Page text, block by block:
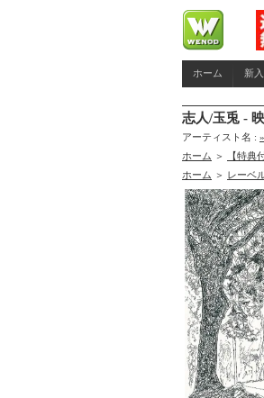
ホーム 新
志人/玉兎 -
アーティスト名 :
ホーム ＞
【特典
ホーム ＞ レーベ